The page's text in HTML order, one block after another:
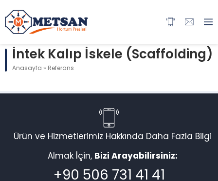
İntek Kalıp İskele (Scaffolding)
Anasayfa » Referans
Ürün ve Hizmetlerimiz Hakkında Daha Fazla Bilgi
Almak İçin, Bizi Arayabilirsiniz:
+90 506 731 41 41